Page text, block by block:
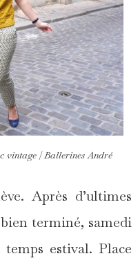
| Ballerines André
Après d’ultimes
terminé, samedi
estival. Place